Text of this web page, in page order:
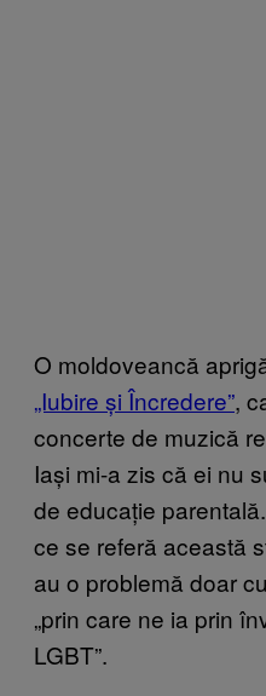
O moldoveancă
„Iubire și Încredere”,
concerte de muzică
Iași mi-a zis că ei nu
de educație
ce se referă această
au o problemă doar
„prin care ne ia prin
LGBT”.